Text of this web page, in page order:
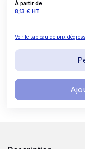
À partir de
Prix
8,13 € HT
Voir le tableau de prix